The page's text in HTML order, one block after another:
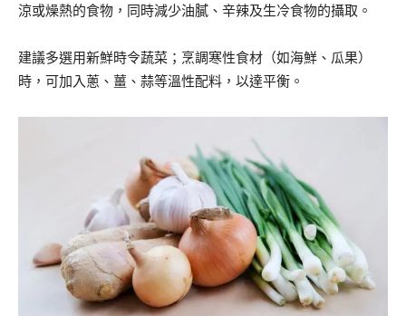
涼或燥熱的食物，同時減少油膩、辛辣及生冷食物的攝取。
建議多選用新鮮時令蔬菜；烹調寒性食材（如海鮮、瓜果）
時，可加入蔥、薑、蒜等溫性配料，以達平衡。